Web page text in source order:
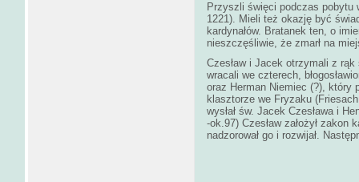
Przyszli święci podczas pobytu
1221). Mieli też okazję być
kardynałów. Bratanek ten, o
nieszczęśliwie, że zmarł na
Czesław i Jacek otrzymali z
wracali we czterech,
oraz Herman Niemiec (?), który
klasztorze we Fryzaku
wysłał św. Jacek Czesława i
-ok.97) Czesław założył
nadzorował go i rozwijał.